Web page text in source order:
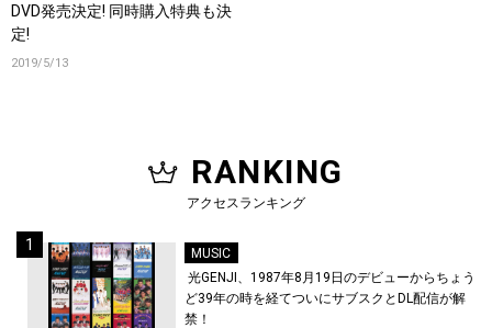
DVD発売決定! 同時購入特典も決
定!
2019/5/13
RANKING
アクセスランキング
MUSIC
光GENJI、1987年8月19日のデビューからちょう
ど39年の時を経てついにサブスクとDL配信が解
禁！